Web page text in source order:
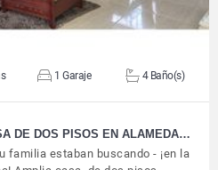
1 Garaje 4 Baño(s)
DE DOS PISOS EN ALAMEDA…
familia estaban buscando - ¡en la